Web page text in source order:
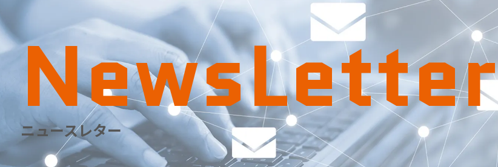
NewsLetter
ニュースレター